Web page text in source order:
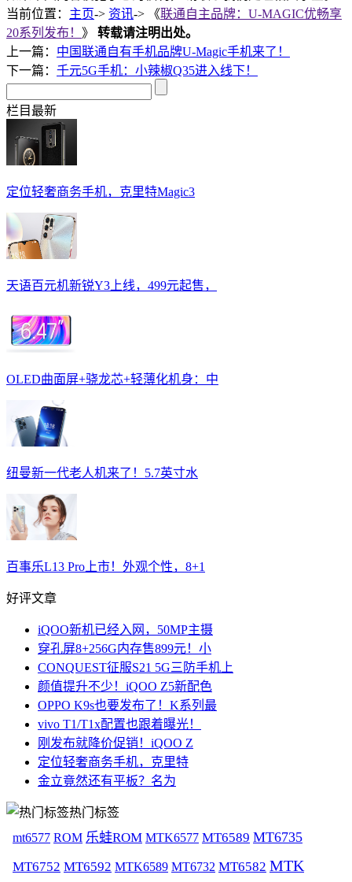
当前位置： 主页-> 资讯-> 《联通自主品牌：U-MAGIC优畅享
20系列发布！ 》 转载请注明出处。
上一篇： 中国联通自有手机品牌U-Magic手机来了！
下一篇： 千元5G手机：小辣椒Q35进入线下！
栏目最新
定位轻奢商务手机，克里特Magic3
天语百元机新锐Y3上线，499元起售，
OLED曲面屏+骁龙芯+轻薄化机身：中
纽曼新一代老人机来了！5.7英寸水
百事乐L13 Pro上市！外观个性，8+1
好评文章
iQOO新机已经入网，50MP主摄
穿孔屏8+256G内存售899元！小
CONQUEST征服S21 5G三防手机上
颜值提升不少！iQOO Z5新配色
OPPO K9s也要发布了！K系列最
vivo T1/T1x配置也跟着曝光！
刚发布就降价促销！iQOO Z
定位轻奢商务手机，克里特
金立竟然还有平板？名为
热门标签
mt6577 ROM 乐蛙ROM MTK6577 MT6589 MT6735
MT6752 MT6592 MTK6589 MT6732 MT6582 MTK